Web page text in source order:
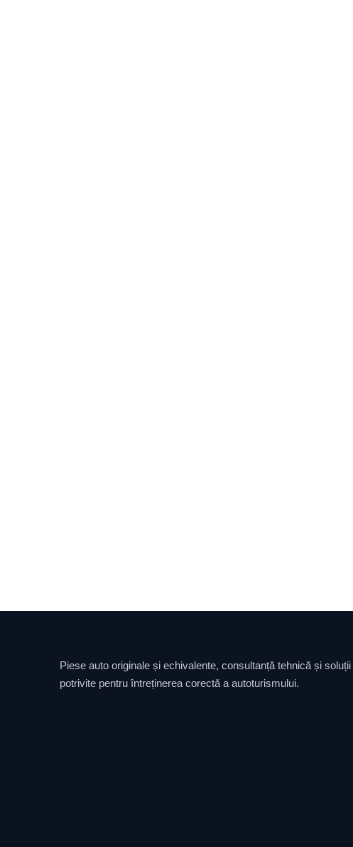
Piese auto originale și echivalente, consultanță tehnică și soluții
potrivite pentru întreținerea corectă a autoturismului.